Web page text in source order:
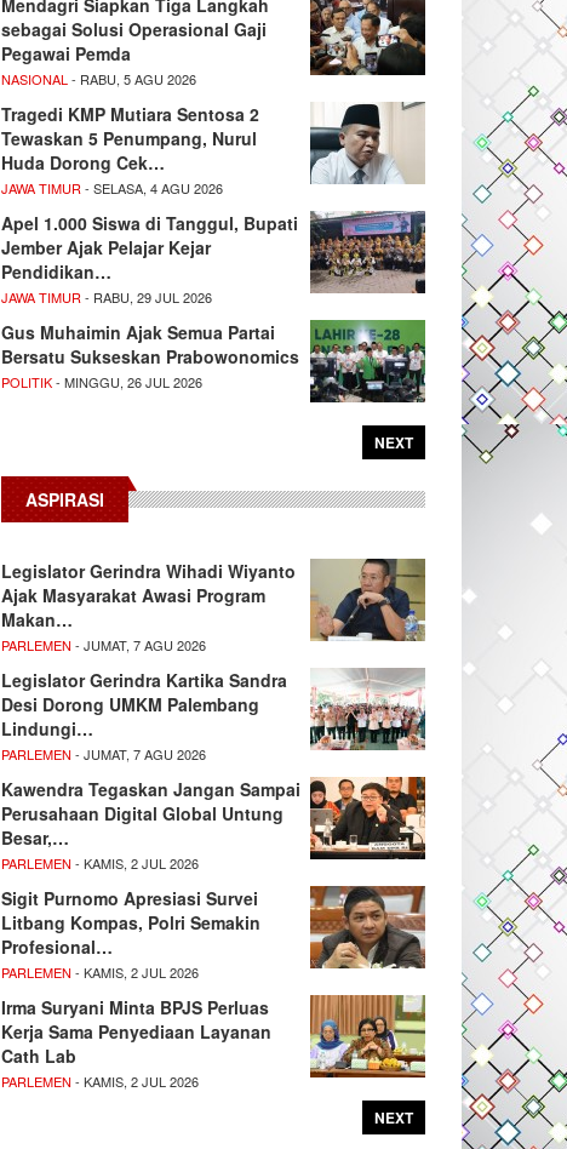
sebagai Solusi Operasional Gaji
Pegawai Pemda
NASIONAL - RABU, 5 AGU 2026
Tragedi KMP Mutiara Sentosa 2
Tewaskan 5 Penumpang, Nurul
Huda Dorong Cek…
JAWA TIMUR - SELASA, 4 AGU 2026
Apel 1.000 Siswa di Tanggul, Bupati
Jember Ajak Pelajar Kejar
Pendidikan…
JAWA TIMUR - RABU, 29 JUL 2026
Gus Muhaimin Ajak Semua Partai
Bersatu Sukseskan Prabowonomics
POLITIK- MINGGU, 26 JUL 2026
NEXT
ASPIRASI
Legislator Gerindra Wihadi Wiyanto
Ajak Masyarakat Awasi Program
Makan…
PARLEMEN - JUMAT, 7 AGU 2026
Legislator Gerindra Kartika Sandra
Desi Dorong UMKM Palembang
Lindungi…
PARLEMEN - JUMAT, 7 AGU 2026
Kawendra Tegaskan Jangan Sampai
Perusahaan Digital Global Untung
Besar,…
PARLEMEN - KAMIS, 2 JUL 2026
Sigit Purnomo Apresiasi Survei
Litbang Kompas, Polri Semakin
Profesional…
PARLEMEN - KAMIS, 2 JUL 2026
Irma Suryani Minta BPJS Perluas
Kerja Sama Penyediaan Layanan
Cath Lab
PARLEMEN - KAMIS, 2 JUL 2026
NEXT